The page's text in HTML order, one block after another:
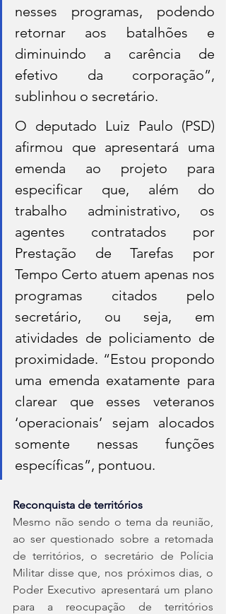
nesses programas, podendo
retornar aos batalhões e
diminuindo a carência de
efetivo da corporação”,
sublinhou o secretário.
O deputado Luiz Paulo (PSD)
afirmou que apresentará uma
emenda ao projeto para
especificar que, além do
trabalho administrativo, os
agentes contratados por
Prestação de Tarefas por
Tempo Certo atuem apenas nos
programas citados pelo
secretário, ou seja, em
atividades de policiamento de
proximidade. “Estou propondo
uma emenda exatamente para
clarear que esses veteranos
‘operacionais’ sejam alocados
somente nessas funções
específicas”, pontuou.
Reconquista de territórios
Mesmo não sendo o tema da reunião,
ao ser questionado sobre a retomada
de territórios, o secretário de Polícia
Militar disse que, nos próximos dias, o
Poder Executivo apresentará um plano
para a reocupação de territórios